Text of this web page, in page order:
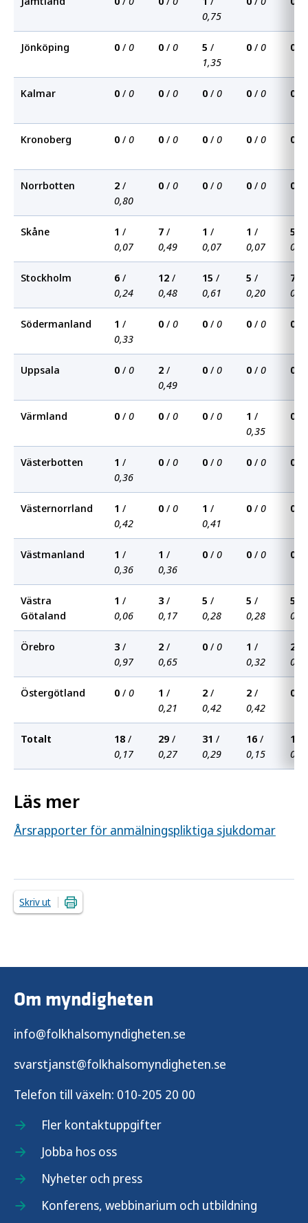
0,75
Jönköping 0 / 0 0 / 0 5 /
1,35
0 / 0 0
Kalmar 0 / 0 0 / 0 0 / 0 0 / 0 0
Kronoberg 0 / 0 0 / 0 0 / 0 0 / 0 0
Norrbotten 2 /
0,80
0 / 0 0 / 0 0 / 0 0
Skåne 1 /
0,07
7 /
0,49
1 /
0,07
1 /
0,07
5
Stockholm 6 /
0,24
12 /
0,48
15 /
0,61
5 /
0,20
7
Södermanland 1 /
0,33
0 / 0 0 / 0 0 / 0 0
Uppsala 0 / 0 2 /
0,49
0 / 0 0 / 0 0
Värmland 0 / 0 0 / 0 0 / 0 1 /
0,35
0
Västerbotten 1 /
0,36
0 / 0 0 / 0 0 / 0 0
Västernorrland 1 /
0,42
0 / 0 1 /
0,41
0 / 0 0
Västmanland 1 /
0,36
1 /
0,36
0 / 0 0 / 0 0
Västra
Götaland
1 /
0,06
3 /
0,17
5 /
0,28
5 /
0,28
5
Örebro 3 /
0,97
2 /
0,65
0 / 0 1 /
0,32
2
Östergötland 0 / 0 1 /
0,21
2 /
0,42
2 /
0,42
0
Totalt 18 /
0,17
29 /
0,27
31 /
0,29
16 /
0,15
19
Läs mer
Årsrapporter för anmälningspliktiga sjukdomar
Skriv ut
Om myndigheten
info@folkhalsomyndigheten.se
svarstjanst@folkhalsomyndigheten.se
Telefon till växeln: 010-205 20 00
Fler kontaktuppgifter
Jobba hos oss
Nyheter och press
Konferens, webbinarium och utbildning